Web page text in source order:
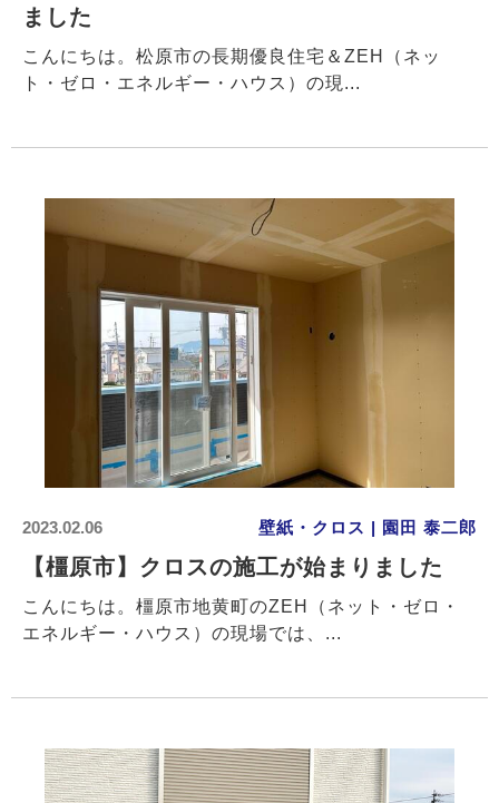
ました
こんにちは。松原市の長期優良住宅＆ZEH（ネッ
ト・ゼロ・エネルギー・ハウス）の現...
2023.02.06 壁紙・クロス | 園田 泰二郎
【橿原市】クロスの施工が始まりました
こんにちは。橿原市地黄町のZEH（ネット・ゼロ・
エネルギー・ハウス）の現場では、...